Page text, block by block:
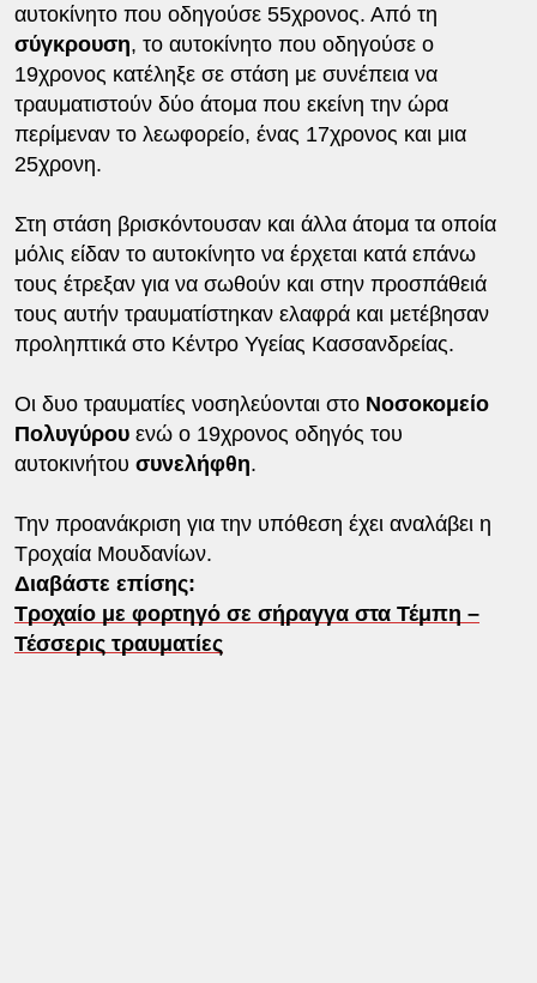
αυτοκίνητο που οδηγούσε 55χρονος. Από τη
σύγκρουση, το αυτοκίνητο που οδηγούσε ο
19χρονος κατέληξε σε στάση με συνέπεια να
τραυματιστούν δύο άτομα που εκείνη την ώρα
περίμεναν το λεωφορείο, ένας 17χρονος και μια
25χρονη.
Στη στάση βρισκόντουσαν και άλλα άτομα τα οποία
μόλις είδαν το αυτοκίνητο να έρχεται κατά επάνω
τους έτρεξαν για να σωθούν και στην προσπάθειά
τους αυτήν τραυματίστηκαν ελαφρά και μετέβησαν
προληπτικά στο Κέντρο Υγείας Κασσανδρείας.
Οι δυο τραυματίες νοσηλεύονται στο Νοσοκομείο
Πολυγύρουενώ ο 19χρονος οδηγός του
αυτοκινήτου συνελήφθη.
Την προανάκριση για την υπόθεση έχει αναλάβει η
Τροχαία Μουδανίων.
Διαβάστε επίσης:
Tροχαίο με φορτηγό σε σήραγγα στα Τέμπη –
Τέσσερις τραυματίες